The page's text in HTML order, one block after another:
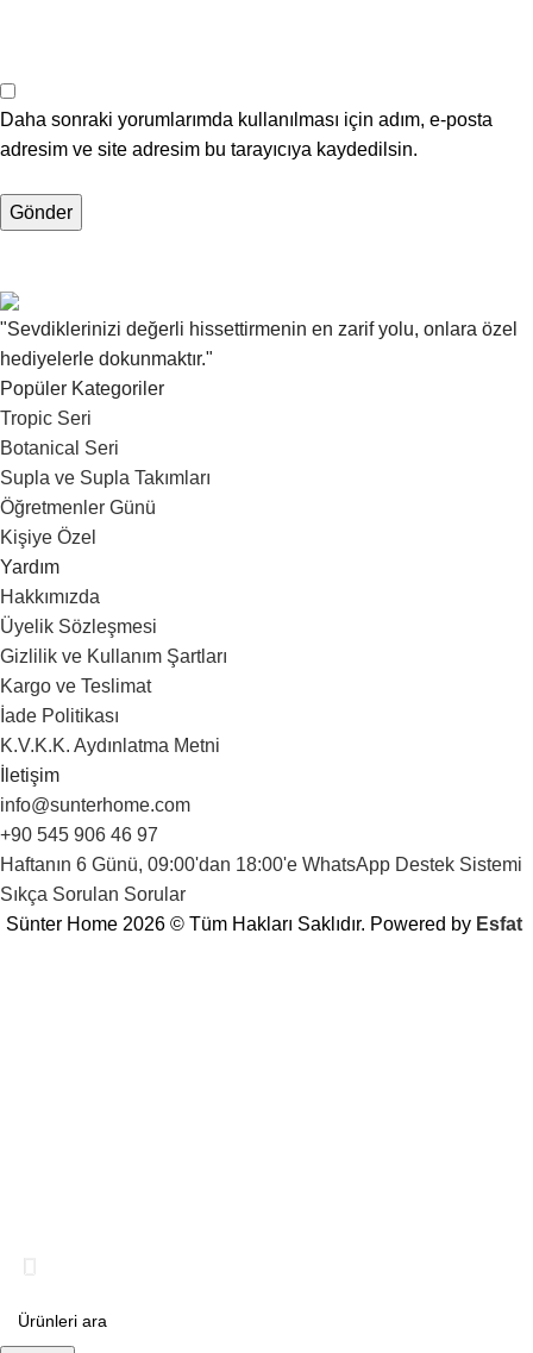
Daha sonraki yorumlarımda kullanılması için adım, e-posta
adresim ve site adresim bu tarayıcıya kaydedilsin.
"Sevdiklerinizi değerli hissettirmenin en zarif yolu, onlara özel
hediyelerle dokunmaktır."
Popüler Kategoriler
Tropic Seri
Botanical Seri
Supla ve Supla Takımları
Öğretmenler Günü
Kişiye Özel
Yardım
Hakkımızda
Üyelik Sözleşmesi
Gizlilik ve Kullanım Şartları
Kargo ve Teslimat
İade Politikası
K.V.K.K. Aydınlatma Metni
İletişim
info@sunterhome.com
+90 545 906 46 97
Haftanın 6 Günü, 09:00'dan 18:00'e WhatsApp Destek Sistemi
Sıkça Sorulan Sorular
Sünter Home 2026 © Tüm Hakları Saklıdır. Powered by Esfat